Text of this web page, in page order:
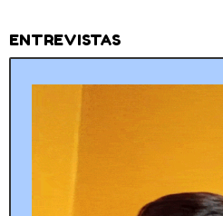
ENTREVISTAS